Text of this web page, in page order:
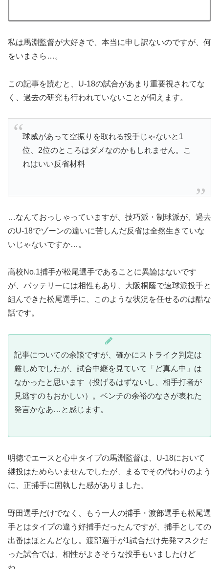
私は馬淵監督が大好きで、本当に申し訳ないのですが、何
をいまさら…。
この記事を読むと、U-18の試合があまり重要視されてな
く、過去の研究も行われていないことが伺えます。
球威があって空振りを取れる投手じゃないと1
位、2位のところはダメなのかもしれません。こ
れはいい反省材料
…なんておっしゃっていますが、技巧派・制球派が、過去
のU-18でゾーンの違いに苦しんだ反省は全然生きていな
いじゃないですか…。
高校No.1捕手が松尾選手であることに異論はないです
が、バッテリーには相性もあり、大阪桐蔭で速球派投手と
組んできた松尾選手に、このような状況を任せるのは酷な
話です。
記事についての余談ですが、確かにストライク判定は
厳しめでしたが、試合中継を見ていて「ど真ん中」は
なかったと思います（投げるはずないし、相手打者が
見逃すのもおかしい）。ベンチの余裕のなさが表れた
発言かなあ…と感じます。
明徳でエースと心中タイプの馬淵監督は、U-18において
継投はためらいませんでしたが、まるでその代わりのよう
に、正捕手に固執した感がありました。
野田選手だけでなく、もう一人の捕手・渡部選手も松尾選
手とはタイプの違う好捕手だったんですが、捕手としての
出番はほとんどなし。渡部選手が1試合だけ先発マスクだ
った試合では、相性がよさそうな投手もいましたけど